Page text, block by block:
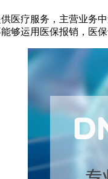
医疗服务，主营业务
够运用医保报销，医